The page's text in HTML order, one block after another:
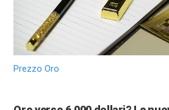
Prezzo Oro